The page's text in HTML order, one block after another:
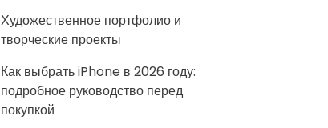
Художественное портфолио и
творческие проекты
Как выбрать iPhone в 2026 году:
подробное руководство перед
покупкой